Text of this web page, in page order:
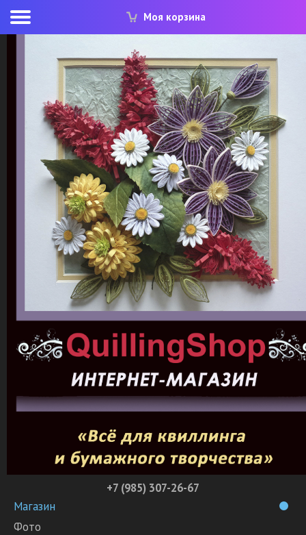
Моя корзина
+7 (985) 307-26-67
Магазин
Фото